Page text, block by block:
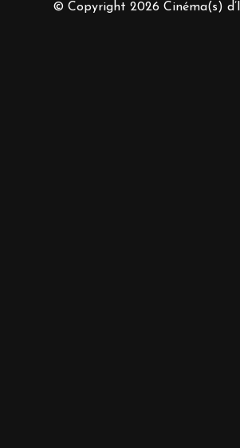
© Copyright 2026 Cinéma(s)